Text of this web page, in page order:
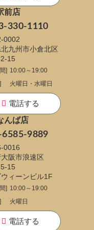
前店
330-1110
0002
九州市小倉北区
15
] 10:00～19:00
火曜日・水曜日
電話する
んば店
6585-9889
0016
阪市浪速区
15
ィーンビル1F
] 10:00～19:00
火曜日
電話する